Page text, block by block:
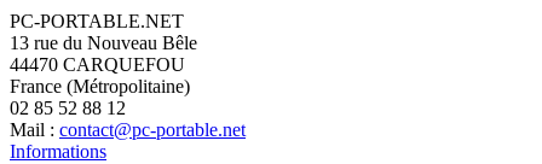
PC-PORTABLE.NET
13 rue du Nouveau Bêle
44470 CARQUEFOU
France (Métropolitaine)
02 85 52 88 12
Mail : contact@pc-portable.net
Informations